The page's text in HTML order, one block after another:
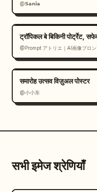
@𝗦𝗮𝗻𝗶𝗮
ट्रॉपिकल बे बिकिनी पोर्ट्रेट,
@Prompt アトリエ｜AI画像プロン
समारोह उत्सव विज़ुअल पोस्टर
@小小东
सभी इमेज श्रेणियाँ